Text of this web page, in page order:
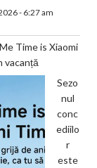
- 6:27 am
Time is Xiaomi
vacanță
Sezo
nul
conc
ediilo
r
este